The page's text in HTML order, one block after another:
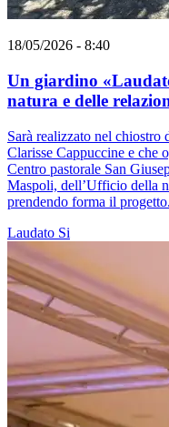
18/05/2026 - 8:40
Un giardino
natura e delle
Sarà realizzato nel chiostro
Clarisse Cappuccine e che
Centro pastorale San
Maspoli, dell’Ufficio della
prendendo forma il progetto.
Laudato Si